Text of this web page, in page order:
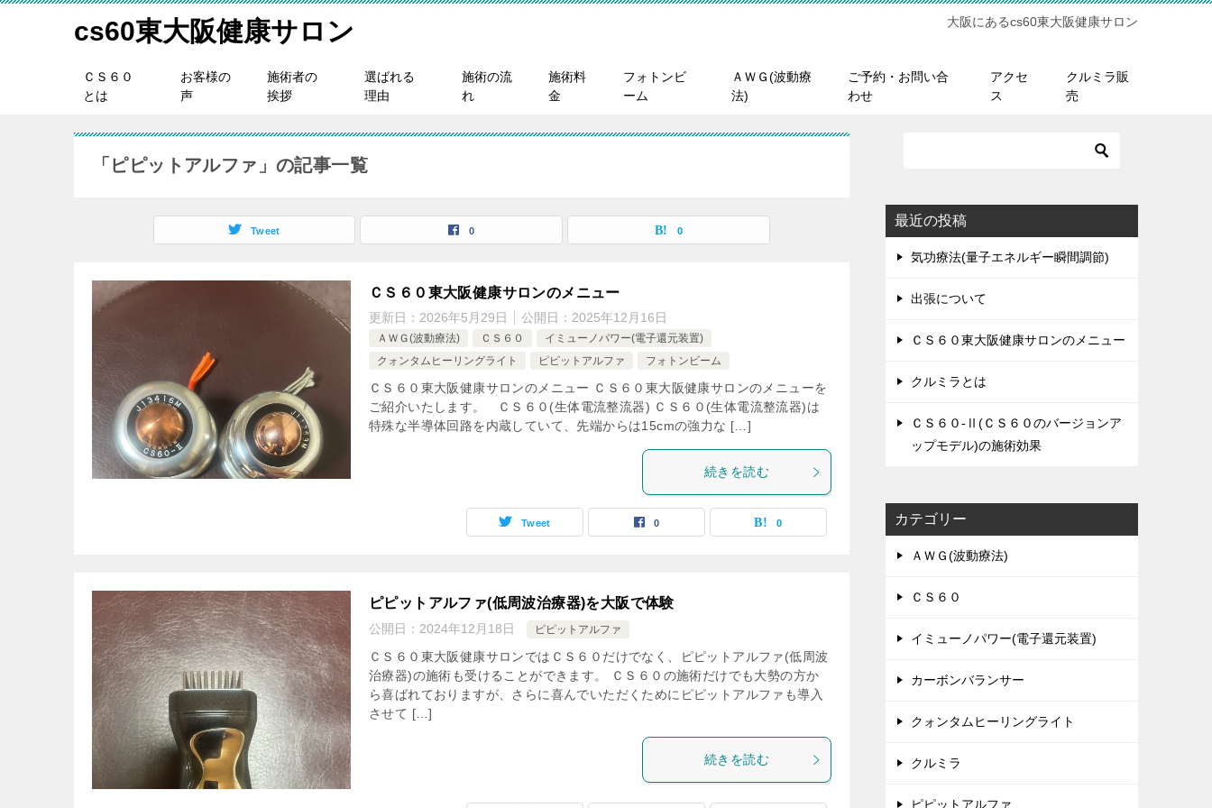
cs60東大阪健康サロン 大阪にあるcs60東大阪健康サロン
ＣＳ６０
とは
お客様の
声
施術者の
挨拶
選ばれる
理由
施術の流
れ
施術料
金
フォトンビ
ーム
ＡＷＧ(波動療
法)
ご予約・お問い合
わせ
アクセ
ス
クルミラ販
売
「ピピットアルファ」の記事一覧
Tweet 0 0
ＣＳ６０東大阪健康サロンのメニュー
更新日： 2026年5月29日 公開日： 2025年12月16日
ＡＷＧ(波動療法) ＣＳ６０
イミューノパワー(電子還元装置)
クォンタムヒーリングライト
ピピットアルファ フォトンビーム
ＣＳ６０東大阪健康サロンのメニュー ＣＳ６０東大阪健康サロンのメニューを
ご紹介いたします。 ＣＳ６０(生体電流整流器) ＣＳ６０(生体電流整流器)は
特殊な半導体回路を内蔵していて、先端からは15cmの強力な […]
続きを読む
Tweet 0 0
ピピットアルファ(低周波治療器)を大阪で体験
公開日： 2024年12月18日 ピピットアルファ
ＣＳ６０東大阪健康サロンではＣＳ６０だけでなく、ピピットアルファ(低周波
治療器)の施術も受けることができます。 ＣＳ６０の施術だけでも大勢の方か
ら喜ばれておりますが、さらに喜んでいただくためにピピットアルファも導入
させて […]
続きを読む
最近の投稿
気功療法(量子エネルギー瞬間調節)
出張について
ＣＳ６０東大阪健康サロンのメニュー
クルミラとは
ＣＳ６０-Ⅱ(ＣＳ６０のバージョンア
ップモデル)の施術効果
カテゴリー
ＡＷＧ(波動療法)
ＣＳ６０
イミューノパワー(電子還元装置)
カーボンバランサー
クォンタムヒーリングライト
クルミラ
ピピットアルファ